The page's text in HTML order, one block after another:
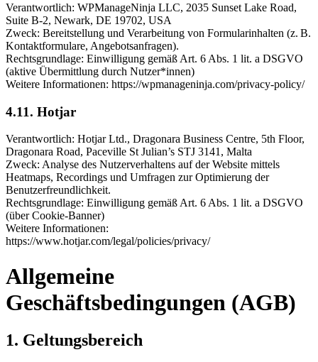
Verantwortlich: WPManageNinja LLC, 2035 Sunset Lake Road,
Suite B-2, Newark, DE 19702, USA
Zweck: Bereitstellung und Verarbeitung von Formularinhalten (z. B.
Kontaktformulare, Angebotsanfragen).
Rechtsgrundlage: Einwilligung gemäß Art. 6 Abs. 1 lit. a DSGVO
(aktive Übermittlung durch Nutzer*innen)
Weitere Informationen: https://wpmanageninja.com/privacy-policy/
4.11. Hotjar
Verantwortlich: Hotjar Ltd., Dragonara Business Centre, 5th Floor,
Dragonara Road, Paceville St Julian’s STJ 3141, Malta
Zweck: Analyse des Nutzerverhaltens auf der Website mittels
Heatmaps, Recordings und Umfragen zur Optimierung der
Benutzerfreundlichkeit.
Rechtsgrundlage: Einwilligung gemäß Art. 6 Abs. 1 lit. a DSGVO
(über Cookie-Banner)
Weitere Informationen:
https://www.hotjar.com/legal/policies/privacy/
Allgemeine
Geschäftsbedingungen (AGB)
1. Geltungsbereich